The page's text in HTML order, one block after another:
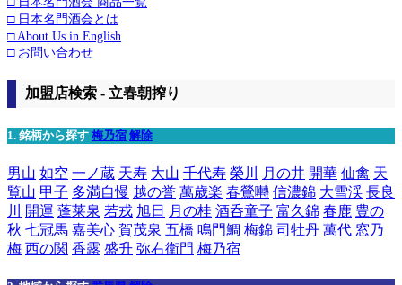
□ 日本名門酒会とは
□ About Us in English
□ お問い合わせ
加盟店検索 - 立春朝搾り
1. 銘柄から探す 梅乃宿 解除
男山 如空 一ノ蔵 天寿 大山 千代寿 榮川 月の井 開華 仙禽 天
覧山 甲子 多満自慢 越の誉 萬歳楽 春鶯囀 信濃錦 大雪渓 長良
川
開運 蓬莱泉 若戎 旭日 月の桂 酒呑童子 富久錦 春鹿 豊の
秋 七冠馬 嘉美心 賀茂泉 五橋 鳴門鯛 梅錦 司牡丹 萬代 窓乃
梅 西の関 香露 盛升 弥右衛門 梅乃宿